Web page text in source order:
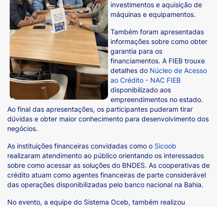
investimentos e aquisição de
máquinas e equipamentos.
Também foram apresentadas
informações sobre como obter
garantia para os
financiamentos. A FIEB trouxe
detalhes do Núcleo de Acesso
ao Crédito - NAC FIEB
disponibilizado aos
empreendimentos no estado.
Ao final das apresentações, os participantes puderam tirar
dúvidas e obter maior conhecimento para desenvolvimento dos
negócios.
As instituições financeiras convidadas como o Sicoob
realizaram atendimento ao público orientando os interessados
sobre como acessar as soluções do BNDES. As cooperativas de
crédito atuam como agentes financeiras de parte considerável
das operações disponibilizadas pelo banco nacional na Bahia.
No evento, a equipe do Sistema Oceb, também realizou